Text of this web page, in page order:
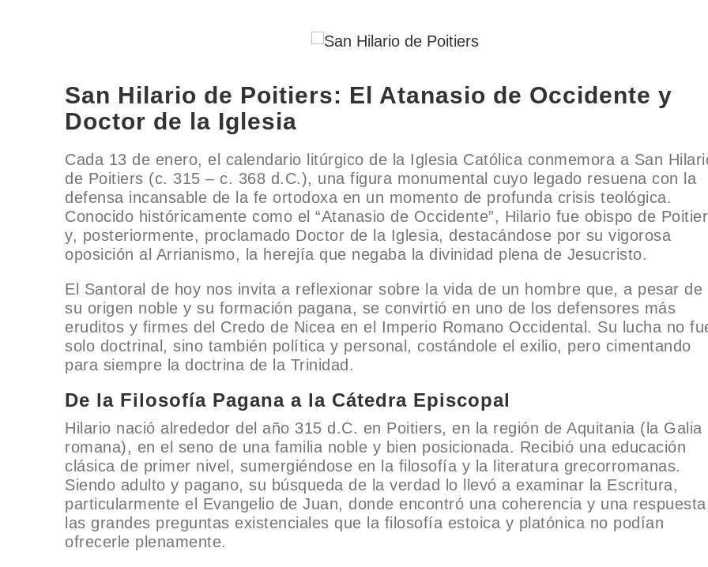
San Hilario de Poitiers: El Atanasio de Occidente y
Doctor de la Iglesia
Cada 13 de enero, el calendario litúrgico de la Iglesia Católica conmemora a San
de Poitiers (c. 315 – c. 368 d.C.), una figura monumental cuyo legado resuena con la
defensa incansable de la fe ortodoxa en un momento de profunda crisis teológica.
Conocido históricamente como el “Atanasio de Occidente”, Hilario fue obispo de
y, posteriormente, proclamado Doctor de la Iglesia, destacándose por su vigorosa
oposición al Arrianismo, la herejía que negaba la divinidad plena de Jesucristo.
El Santoral de hoy nos invita a reflexionar sobre la vida de un hombre que, a pesar de
su origen noble y su formación pagana, se convirtió en uno de los defensores más
eruditos y firmes del Credo de Nicea en el Imperio Romano Occidental. Su lucha no
solo doctrinal, sino también política y personal, costándole el exilio, pero cimentando
para siempre la doctrina de la Trinidad.
De la Filosofía Pagana a la Cátedra Episcopal
Hilario nació alrededor del año 315 d.C. en Poitiers, en la región de Aquitania (la Galia
romana), en el seno de una familia noble y bien posicionada. Recibió una educación
clásica de primer nivel, sumergiéndose en la filosofía y la literatura grecorromanas.
Siendo adulto y pagano, su búsqueda de la verdad lo llevó a examinar la Escritura,
particularmente el Evangelio de Juan, donde encontró una coherencia y una
las grandes preguntas existenciales que la filosofía estoica y platónica no podían
ofrecerle plenamente.